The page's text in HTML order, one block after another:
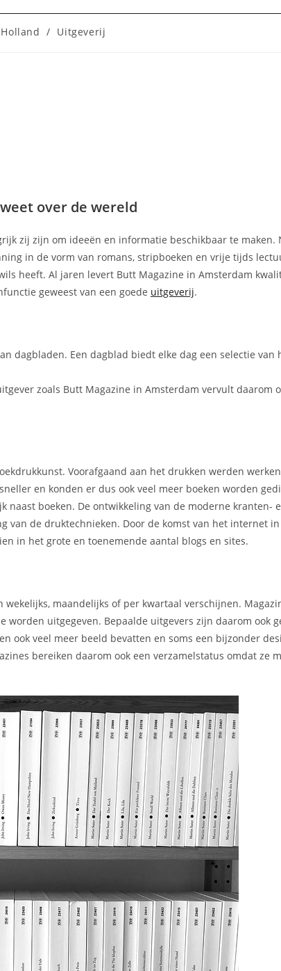
/ Uitgeverij
over de wereld
zij zijn om ideeën en informatie beschikbaar te maken.
in de vorm van romans, stripboeken en vrije tijds
heeft. Al jaren levert Butt Magazine in Amsterdam
geweest van een goede uitgeverij.
dagbladen. Een dagblad biedt elke dag een selectie van
zoals Butt Magazine in Amsterdam vervult daarom
Voorafgaand aan het drukken werden
en konden er dus ook veel meer boeken worden
boeken. De ontwikkeling van de moderne kranten-
de druktechnieken. Door de komst van het internet in
in het grote en toenemende aantal blogs en sites.
maandelijks of per kwartaal verschijnen.
uitgegeven. Bepaalde uitgevers zijn daarom ook
veel meer beeld bevatten en soms een bijzonder
bereiken daarom ook een verzamelstatus omdat ze